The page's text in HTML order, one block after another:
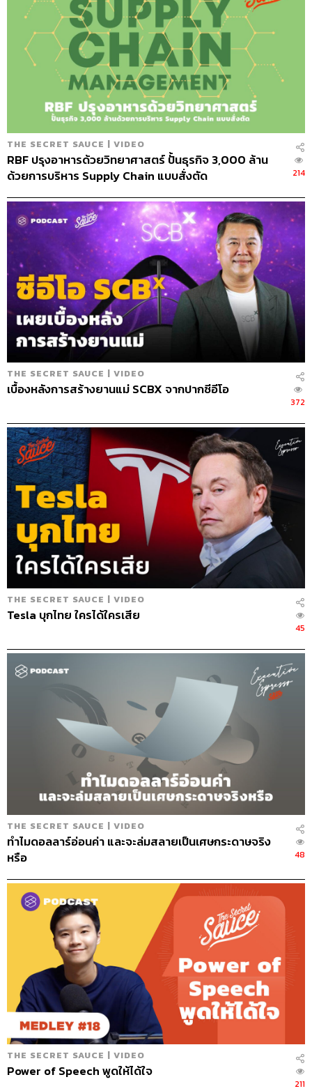
THE SECRET SAUCE | VIDEO
RBF ปรุงอาหารด้วยวิทยาศาสตร์ ปั้นธุรกิจ 3,000 ล้าน
ด้วยการบริหาร Supply Chain แบบสั่งตัด
214
THE SECRET SAUCE | VIDEO
เบื้องหลังการสร้างยานแม่ SCBX จากปากซีอีโอ
372
THE SECRET SAUCE | VIDEO
Tesla บุกไทย ใครได้ใครเสีย
45
THE SECRET SAUCE | VIDEO
ทำไมดอลลาร์อ่อนค่า และจะล่มสลายเป็นเศษกระดาษจริง
หรือ
48
THE SECRET SAUCE | VIDEO
Power of Speech พูดให้ได้ใจ
211